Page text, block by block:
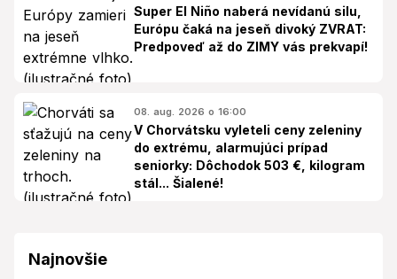
Super El Niño naberá nevídanú silu,
Európu čaká na jeseň divoký ZVRAT:
Predpoveď až do ZIMY vás prekvapí!
08. aug. 2026 o 16:00
V Chorvátsku vyleteli ceny zeleniny
do extrému, alarmujúci prípad
seniorky: Dôchodok 503 €, kilogram
stál... Šialené!
Najnovšie